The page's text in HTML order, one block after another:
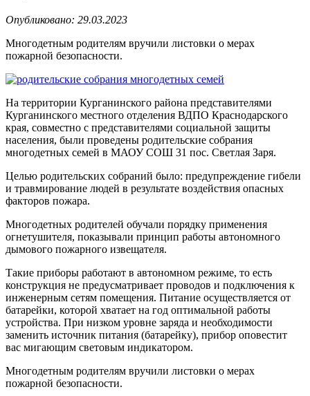
Опубликовано: 29.03.2023
Многодетным родителям вручили листовки о мерах
пожарной безопасности.
На территории Курганинского района представителями
Курганинского местного отделения ВДПО Краснодарского
края, совместно с представителями социальной защиты
населения, были проведены родительские собрания
многодетных семей в МАОУ СОШ 31 пос. Светлая Заря.
Целью родительских собраний было: предупреждение гибели
и травмирование людей в результате воздействия опасных
факторов пожара.
Многодетных родителей обучали порядку применения
огнетушителя, показывали принцип работы автономного
дымового пожарного извещателя.
Такие приборы работают в автономном режиме, то есть
конструкция не предусматривает проводов и подключения к
инженерным сетям помещения. Питание осуществляется от
батарейки, которой хватает на год оптимальной работы
устройства. При низком уровне заряда и необходимости
заменить источник питания (батарейку), прибор оповестит
вас мигающим световым индикатором.
Многодетным родителям вручили листовки о мерах
пожарной безопасности.